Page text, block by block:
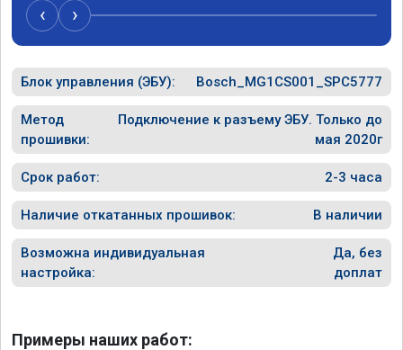
случае поломки авто.Однозначно
рекомендую Алексея как грамотного
специалиста!
‹ ›
Блок управления (ЭБУ): Bosch_MG1CS001_SPC5777
Метод
прошивки:
Подключение к разъему ЭБУ. Только до
мая 2020г
Срок работ: 2-3 часа
Наличие откатанных прошивок: В наличии
Возможна индивидуальная
настройка:
Да, без
доплат
Примеры наших работ: